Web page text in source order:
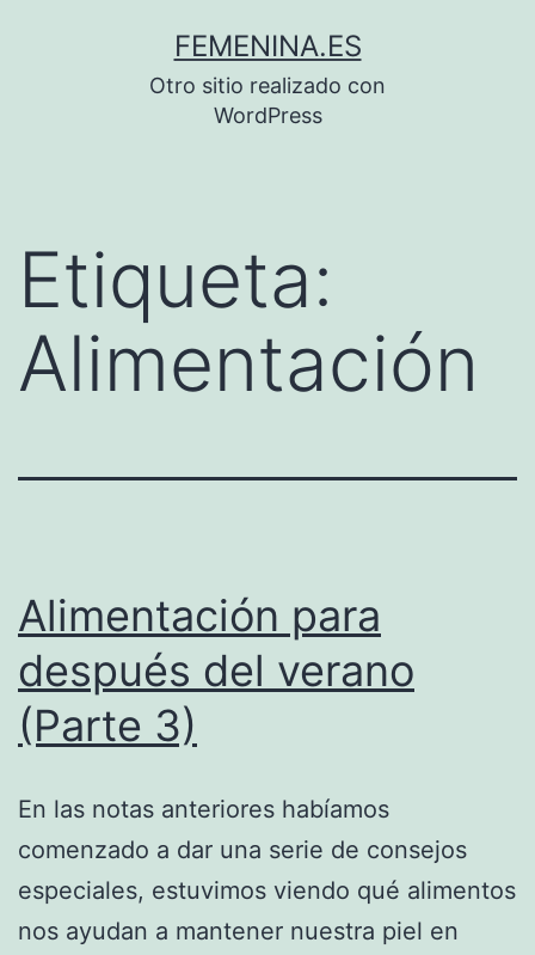
FEMENINA.ES
Otro sitio realizado con
WordPress
Etiqueta:
Alimentación
Alimentación para
después del verano
(Parte 3)
En las notas anteriores habíamos
comenzado a dar una serie de consejos
especiales, estuvimos viendo qué alimentos
nos ayudan a mantener nuestra piel en